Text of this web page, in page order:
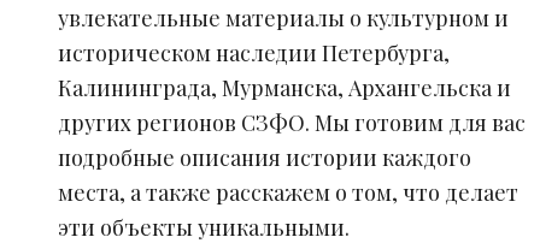
увлекательные материалы о культурном и
историческом наследии Петербурга,
Калининграда, Мурманска, Архангельска и
других регионов СЗФО. Мы готовим для вас
подробные описания истории каждого
места, а также расскажем о том, что делает
эти объекты уникальными.